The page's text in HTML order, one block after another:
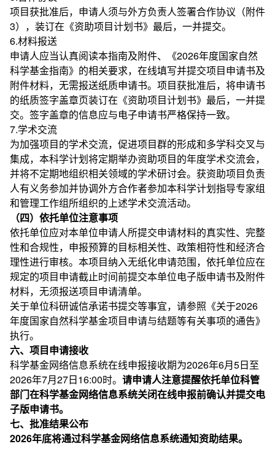
项目获批准后，申请人须与外方负责人签署合作协议（附件
3），装订在《资助项目计划书》最后，一并提交。
6.材料报送
申请人应当认真阅读本指南及附件、《2026年度国家自然
科学基金指南》的相关要求，在线填写并提交项目申请书及
附件材料，无需报送纸质申请书。项目获批准后，将申请书
的纸质签字盖章页装订在《资助项目计划书》最后，一并提
交。签字盖章的信息应与电子申请书严格保持一致。
7.学术交流
为加强项目的学术交流，促进项目群的形成和多学科交叉与
集成，本科学计划将定期举办资助项目的年度学术交流会，
并将不定期地组织相关领域的学术研讨会。获资助项目负责
人有义务参加并协调外方合作者参加本科学计划指导专家组
和管理工作组所组织的上述学术交流活动。
（四）依托单位注意事项
依托单位应对本单位申请人所提交申请材料的真实性、完整
性和合规性，申报预算的目标相关性、政策相符性和经济合
理性进行审核。本项目纳入无纸化申请范围，依托单位应在
规定的项目申请截止时间前提交本单位电子版申请书及附件
材料，无须报送项目申请清单。
关于单位科研诚信承诺书提交等事宜，请参照《关于2026
年度国家自然科学基金项目申请与结题等有关事项的通告》
执行。
六、项目申请接收
科学基金网络信息系统在线申报接收期为2026年6月5日至
2026年7月27日16:00时。 请申请人注意提醒依托单位科管
部门在科学基金网络信息系统关闭在线申报前确认并提交电
子版申请书。
七、批准结果公布
2026年底将通过科学基金网络信息系统通知资助结果。